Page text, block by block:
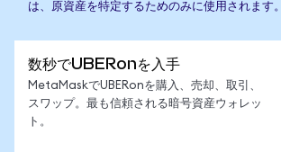
は、原資産を特定するためのみに使用されます。
数秒でUBERonを入手
MetaMaskでUBERonを購入、売却、取引、
スワップ。最も信頼される暗号資産ウォレッ
ト。